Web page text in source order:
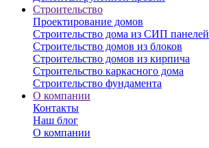
Строительство
Проектирование домов
Строительство дома из СИП панелей
Строительство домов из блоков
Строительство домов из кирпича
Строительство каркасного дома
Строительство фундамента
О компании
Контакты
Наш блог
О компании